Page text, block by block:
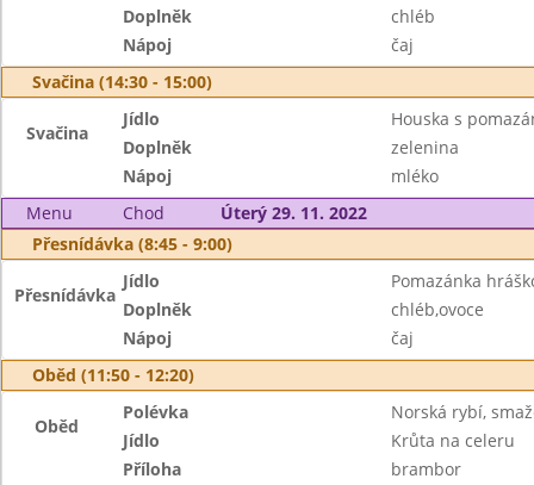
Doplněk
chléb
Nápoj
čaj
Svačina (14:30 - 15:00)
Svačina
Jídlo
Houska s
Doplněk
zelenina
Nápoj
mléko
Menu
Chod
Úterý 29. 11. 2022
Přesnídávka (8:45 - 9:00)
Přesnídávka
Jídlo
Pomazánka
Doplněk
chléb,ovoce
Nápoj
čaj
Oběd (11:50 - 12:20)
Oběd
Polévka
Norská rybí,
Jídlo
Krůta na celeru
Příloha
brambor